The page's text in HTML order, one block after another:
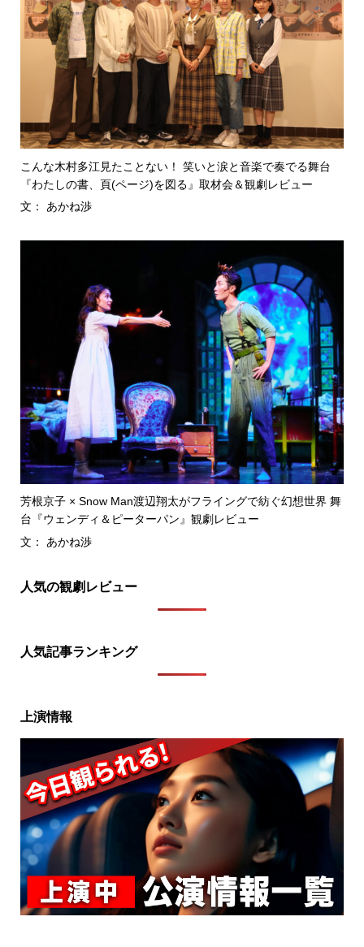
こんな木村多江見たことない！ 笑いと涙と音楽で奏でる舞台
『わたしの書、頁(ページ)を図る』取材会＆観劇レビュー
文： あかね渉
芳根京子 × Snow Man渡辺翔太がフライングで紡ぐ幻想世界 舞
台『ウェンディ＆ピーターパン』観劇レビュー
文： あかね渉
人気の観劇レビュー
人気記事ランキング
上演情報